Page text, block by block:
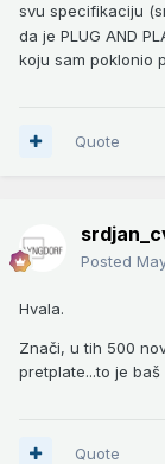
svu specifikaciju
da je PLUG AND
koju sam poklonio
Quote
Posted
Hvala.
Znači, u tih 500
pretplate...to je
Quote